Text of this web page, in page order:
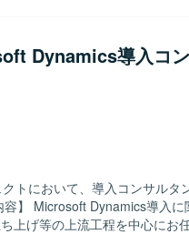
きます。 【求める人物像】 生産
ちで、自ら主体的にプロジェ
ニケーションを取りながら、
用しながら、意思決定高度化に
生かしつつ、デジタルプラン
Dynamics導入コ
トにおいて、導入コンサルタ
上げ等の上流工程を中心にお